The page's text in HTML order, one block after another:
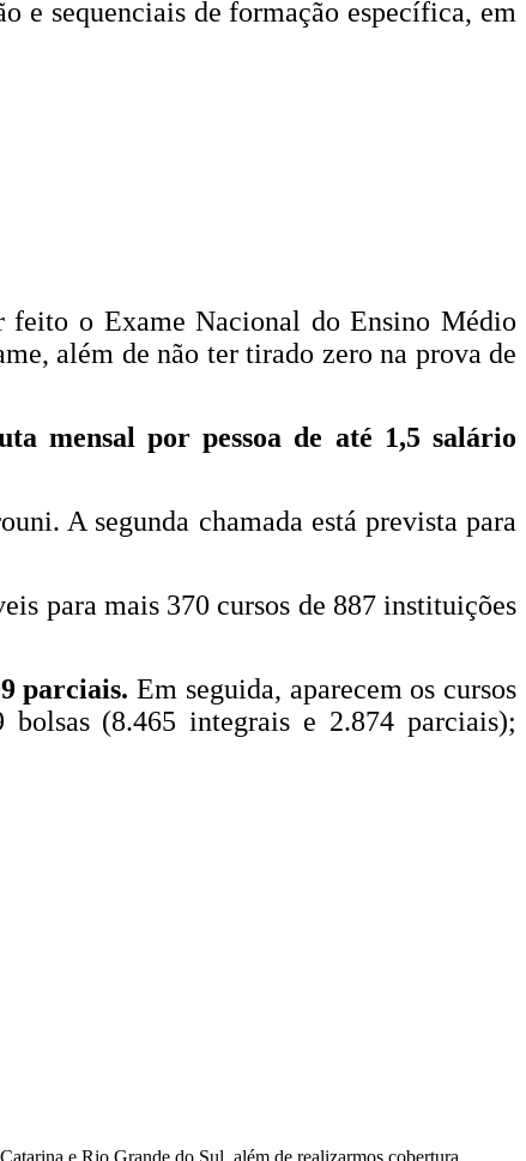
e sequenciais de formação específica, em
feito o Exame Nacional do Ensino Médio
além de não ter tirado zero na prova de
mensal por pessoa de até 1,5 salário
A segunda chamada está prevista para
para mais 370 cursos de 887 instituições
parciais. Em seguida, aparecem os cursos
(8.465 integrais e 2.874 parciais);
e Rio Grande do Sul, além de realizarmos cobertura